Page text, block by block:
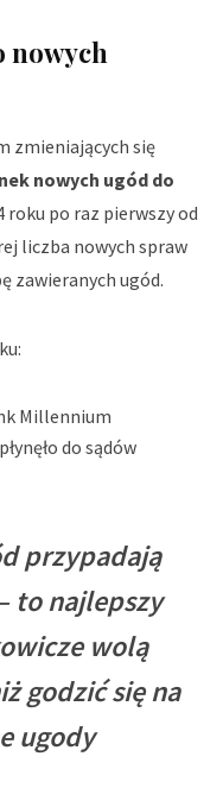
nowych
zmieniających się
nowych ugód do
roku po raz pierwszy od
liczba nowych spraw
zawieranych ugód.
Millennium
do sądów
przypadają
to najlepszy
wolą
godzić się na
ugody